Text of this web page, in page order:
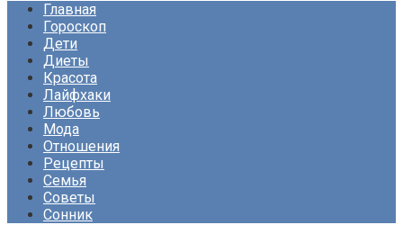
Главная
Гороскоп
Дети
Диеты
Красота
Лайфхаки
Любовь
Мода
Отношения
Рецепты
Семья
Советы
Сонник